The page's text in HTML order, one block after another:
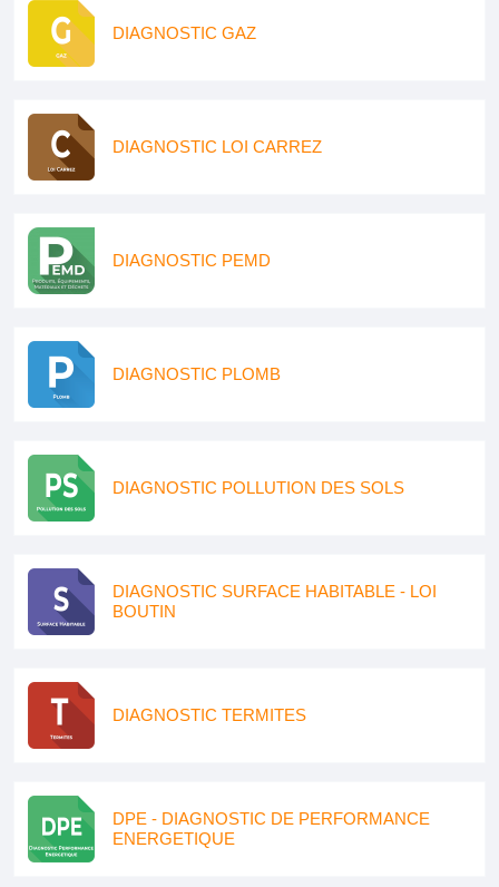
DIAGNOSTIC GAZ
DIAGNOSTIC LOI CARREZ
DIAGNOSTIC PEMD
DIAGNOSTIC PLOMB
DIAGNOSTIC POLLUTION DES SOLS
DIAGNOSTIC SURFACE HABITABLE - LOI
BOUTIN
DIAGNOSTIC TERMITES
DPE - DIAGNOSTIC DE PERFORMANCE
ENERGETIQUE